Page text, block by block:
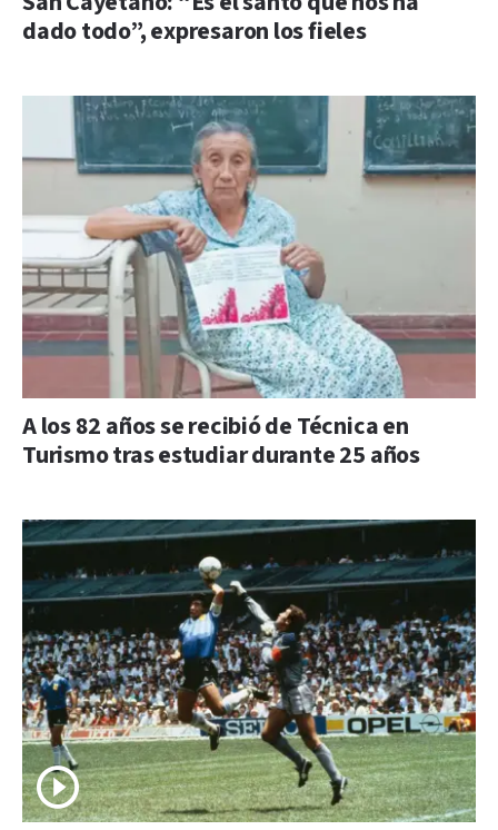
dado todo”, expresaron los fieles
A los 82 años se recibió de Técnica en
Turismo tras estudiar durante 25 años